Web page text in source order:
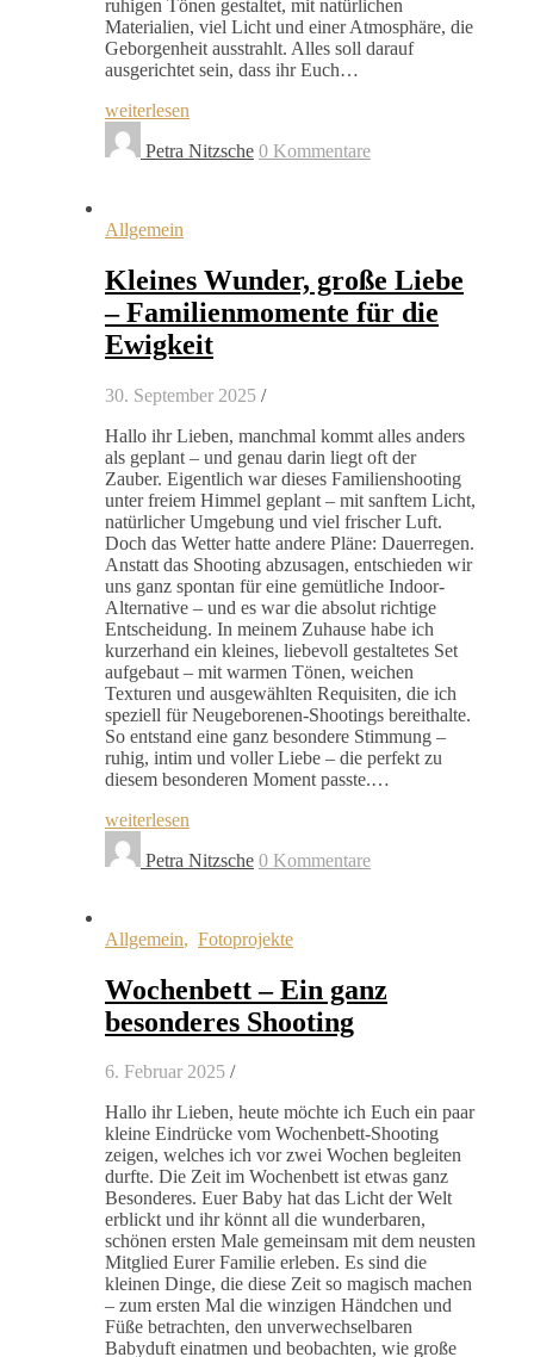
ruhigen Tönen gestaltet, mit natürlichen
Materialien, viel Licht und einer Atmosphäre, die
Geborgenheit ausstrahlt. Alles soll darauf
ausgerichtet sein, dass ihr Euch…
weiterlesen
Petra Nitzsche 0 Kommentare
Allgemein
Kleines Wunder, große Liebe
– Familienmomente für die
Ewigkeit
30. September 2025 /
Hallo ihr Lieben, manchmal kommt alles anders
als geplant – und genau darin liegt oft der
Zauber. Eigentlich war dieses Familienshooting
unter freiem Himmel geplant – mit sanftem Licht,
natürlicher Umgebung und viel frischer Luft.
Doch das Wetter hatte andere Pläne: Dauerregen.
Anstatt das Shooting abzusagen, entschieden wir
uns ganz spontan für eine gemütliche Indoor-
Alternative – und es war die absolut richtige
Entscheidung. In meinem Zuhause habe ich
kurzerhand ein kleines, liebevoll gestaltetes Set
aufgebaut – mit warmen Tönen, weichen
Texturen und ausgewählten Requisiten, die ich
speziell für Neugeborenen-Shootings bereithalte.
So entstand eine ganz besondere Stimmung –
ruhig, intim und voller Liebe – die perfekt zu
diesem besonderen Moment passte.…
weiterlesen
Petra Nitzsche 0 Kommentare
Allgemein, Fotoprojekte
Wochenbett – Ein ganz
besonderes Shooting
6. Februar 2025 /
Hallo ihr Lieben, heute möchte ich Euch ein paar
kleine Eindrücke vom Wochenbett-Shooting
zeigen, welches ich vor zwei Wochen begleiten
durfte. Die Zeit im Wochenbett ist etwas ganz
Besonderes. Euer Baby hat das Licht der Welt
erblickt und ihr könnt all die wunderbaren,
schönen ersten Male gemeinsam mit dem neusten
Mitglied Eurer Familie erleben. Es sind die
kleinen Dinge, die diese Zeit so magisch machen
– zum ersten Mal die winzigen Händchen und
Füße betrachten, den unverwechselbaren
Babyduft einatmen und beobachten, wie große